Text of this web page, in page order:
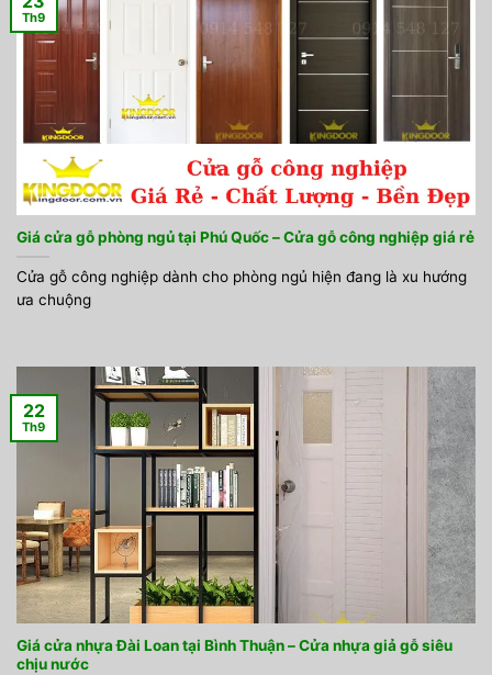
Giá cửa gỗ phòng ngủ tại Phú Quốc – Cửa gỗ công nghiệp giá rẻ
Cửa gỗ công nghiệp dành cho phòng ngủ hiện đang là xu hướng
ưa chuộng
Th9
Giá cửa nhựa Đài Loan tại Bình Thuận – Cửa nhựa giả gỗ siêu
chịu nước
22
Th9